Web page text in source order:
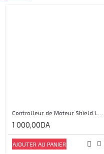
1 000,00DA
AJOUTER AU PANIER